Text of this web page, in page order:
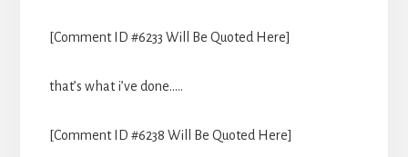
[Comment ID #6233 Will Be Quoted Here]
that’s what i’ve done…..
[Comment ID #6238 Will Be Quoted Here]